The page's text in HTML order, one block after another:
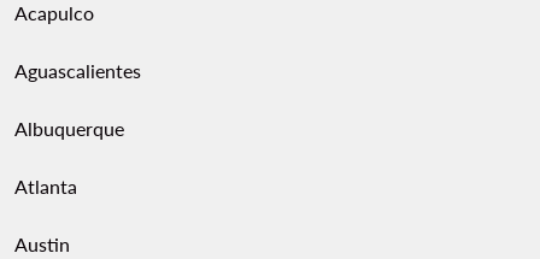
Acapulco
Aguascalientes
Albuquerque
Atlanta
Austin